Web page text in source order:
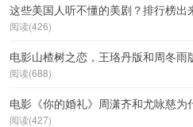
这些美国人听不懂的美剧？排行榜出
阅读(426)
电影山楂树之恋，王珞丹版和周冬雨
阅读(688)
电影《你的婚礼》周潇齐和尤咏慈
阅读(427)